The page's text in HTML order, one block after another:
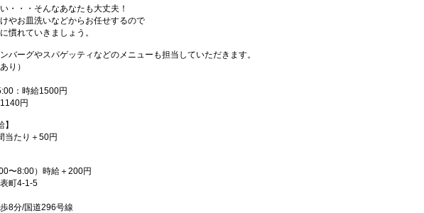
・・・そんなあなたも大丈夫！
やお皿洗いなどからお任せするので
慣れていきましょう。
バーグやスパゲッティなどのメニューも担当していただきます。
り）
：時給1500円
円
当たり＋50円
〜8:00）時給＋200円
町4-1-5
歩8分/国道296号線